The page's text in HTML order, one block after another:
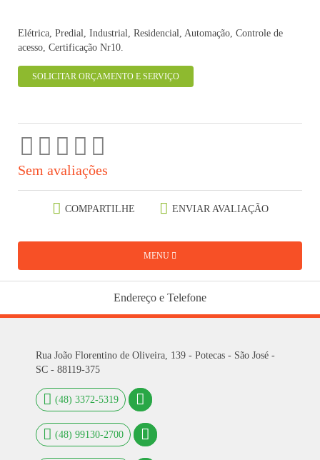
Elétrica, Predial, Industrial, Residencial, Automação, Controle de
acesso, Certificação Nr10.
SOLICITAR ORÇAMENTO E SERVIÇO
Sem avaliações
COMPARTILHE ENVIAR AVALIAÇÃO
MENU
Endereço e Telefone
Rua João Florentino de Oliveira, 139 - Potecas - São José -
SC - 88119-375
(48) 3372-5319
(48) 99130-2700